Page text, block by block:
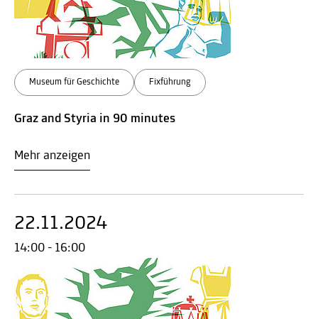
Museum für Geschichte Fixführung
Graz and Styria in 90 minutes
Mehr anzeigen
22.11.2024
14:00 - 16:00